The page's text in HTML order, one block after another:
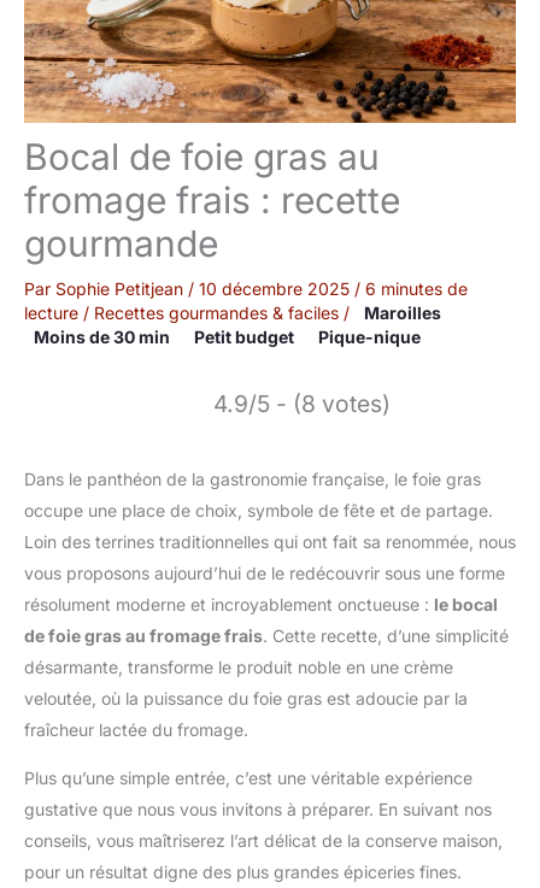
Bocal de foie gras au
fromage frais : recette
gourmande
Par Sophie Petitjean / 10 décembre 2025 / 6 minutes de
lecture / Recettes gourmandes & faciles /
Maroilles
Moins de 30 min
Petit budget Pique-nique
4.9/5 - (8 votes)
Dans le panthéon de la gastronomie française, le foie gras
occupe une place de choix, symbole de fête et de partage.
Loin des terrines traditionnelles qui ont fait sa renommée, nous
vous proposons aujourd’hui de le redécouvrir sous une forme
résolument moderne et incroyablement onctueuse : le bocal
de foie gras au fromage frais. Cette recette, d’une simplicité
désarmante, transforme le produit noble en une crème
veloutée, où la puissance du foie gras est adoucie par la
fraîcheur lactée du fromage.
Plus qu’une simple entrée, c’est une véritable expérience
gustative que nous vous invitons à préparer. En suivant nos
conseils, vous maîtriserez l’art délicat de la conserve maison,
pour un résultat digne des plus grandes épiceries fines.